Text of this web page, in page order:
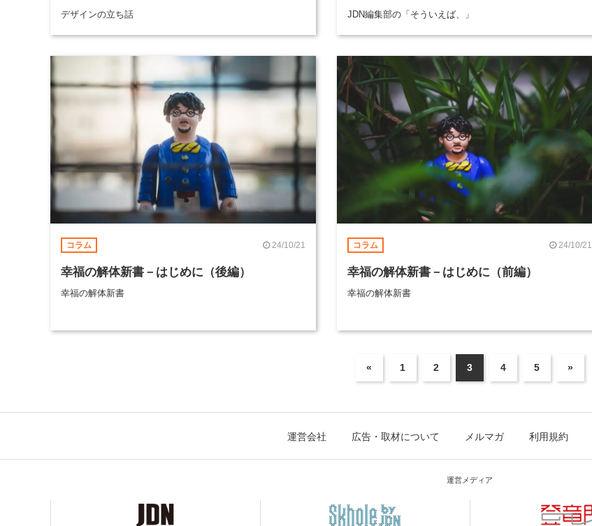
デザインの立ち話 JDN編集部の「そういえば、」
コラム 24/10/21
幸福の解体新書－はじめに（後編）
幸福の解体新書
コラム 24/10/21
幸福の解体新書－はじめに（前編）
幸福の解体新書
« 1 2 3 4 5 »
運営会社 広告・取材について メルマガ 利用規約
運営メディア